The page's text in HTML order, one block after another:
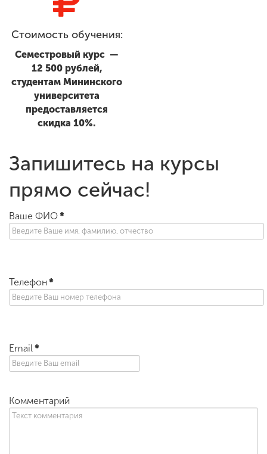
Стоимость обучения:
Семестровый курс —
12 500 рублей,
студентам Мининского
университета
предоставляется
скидка 10%.
Запишитесь на курсы
прямо сейчас!
Ваше ФИО*
Телефон*
Email*
Комментарий